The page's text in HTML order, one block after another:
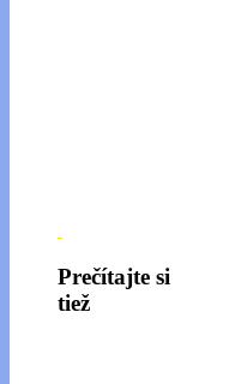
Prečítajte si
tiež